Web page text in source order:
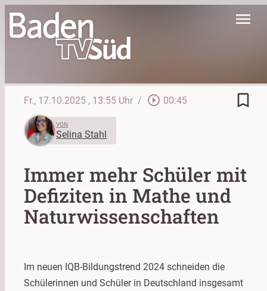
menu
Fr., 17.10.2025 , 13:55 Uhr / play_circle_outline 00:45 bookmark_border
VON
Selina Stahl
Immer mehr Schüler mit
Defiziten in Mathe und
Naturwissenschaften
Im neuen IQB-Bildungstrend 2024 schneiden die
Schülerinnen und Schüler in Deutschland insgesamt